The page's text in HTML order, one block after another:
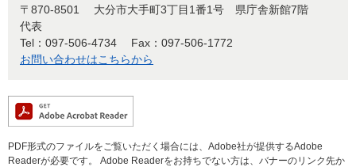
〒870-8501
大分市大手町3丁目1番1号 県庁舎新館7階
代表
Tel：097-506-4734
Fax：097-506-1772
お問い合わせはこちらから
PDF形式のファイルをご覧いただく場合には、Adobe社が提供するAdobe
Readerが必要です。
Adobe Readerをお持ちでない方は、バナーのリンク先か